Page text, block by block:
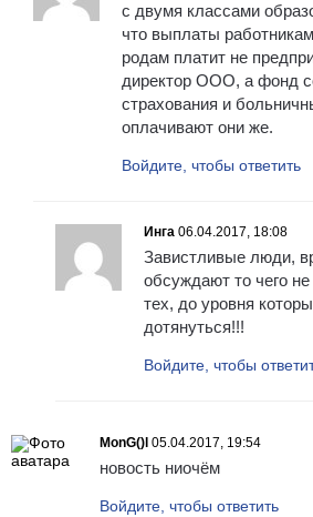
с двумя классами
что выплаты
родам платит не
директор ООО, а фонд
страхования и
оплачивают они же.
Войдите, чтобы ответить
Инга 06.04.2017, 18:08
Завистливые люди,
обсуждают то чего
тех, до уровня
дотянуться!!!
Войдите, чтобы
MonG()l 05.04.2017, 19:54
новость ниочём
Войдите, чтобы ответить